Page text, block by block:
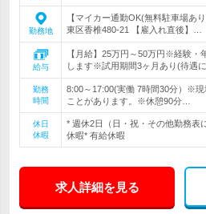
勤務地
【マイカー通勤OK(無料駐車場あ
東区香椎480-21 【雇入れ直後】…
給与
【月給】25万円～50万円※経験・
します※試用期間3ヶ月あり(待遇
勤務
時間
8:00～17:00(実働 7時間30分）※
ことがあります。※休憩90分…
休日
休暇
* 週休2日（日・祝・その他勤務表
休暇* 有給休暇
求人詳細を見る